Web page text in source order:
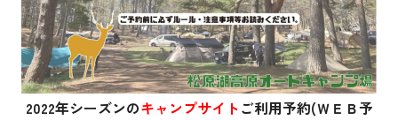
2022年シーズンのキャンプサイトご利用予約(ＷＥＢ予